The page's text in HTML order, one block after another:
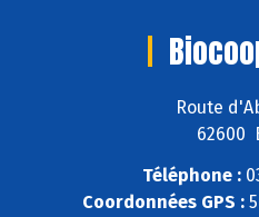
Route
62600
Téléphone :
Coordonnées GPS :